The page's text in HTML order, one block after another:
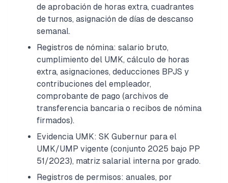
de aprobación de horas extra, cuadrantes
de turnos, asignación de días de descanso
semanal.
Registros de nómina: salario bruto,
cumplimiento del UMK, cálculo de horas
extra, asignaciones, deducciones BPJS y
contribuciones del empleador,
comprobante de pago (archivos de
transferencia bancaria o recibos de nómina
firmados).
Evidencia UMK: SK Gubernur para el
UMK/UMP vigente (conjunto 2025 bajo PP
51/2023), matriz salarial interna por grado.
Registros de permisos: anuales, por